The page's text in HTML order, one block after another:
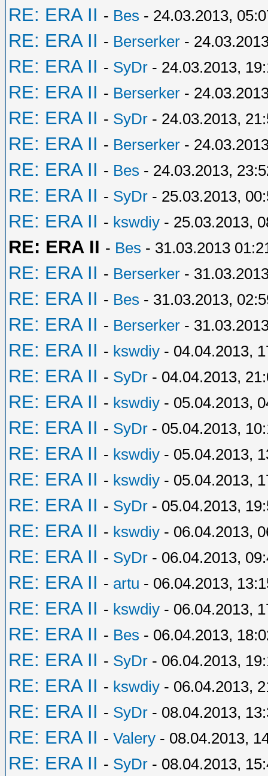
RE: ERA II - Bes - 24.03.2013,
RE: ERA II - Berserker -
RE: ERA II - SyDr - 24.03.2013,
RE: ERA II - Berserker -
RE: ERA II - SyDr - 24.03.2013,
RE: ERA II - Berserker -
RE: ERA II - Bes - 24.03.2013,
RE: ERA II - SyDr - 25.03.2013,
RE: ERA II - kswdiy - 25.03.2013,
RE: ERA II - Bes - 31.03.2013
RE: ERA II - Berserker -
RE: ERA II - Bes - 31.03.2013,
RE: ERA II - Berserker -
RE: ERA II - kswdiy - 04.04.2013,
RE: ERA II - SyDr - 04.04.2013,
RE: ERA II - kswdiy - 05.04.2013,
RE: ERA II - SyDr - 05.04.2013,
RE: ERA II - kswdiy - 05.04.2013,
RE: ERA II - kswdiy - 05.04.2013,
RE: ERA II - SyDr - 05.04.2013,
RE: ERA II - kswdiy - 06.04.2013,
RE: ERA II - SyDr - 06.04.2013,
RE: ERA II - artu - 06.04.2013,
RE: ERA II - kswdiy - 06.04.2013,
RE: ERA II - Bes - 06.04.2013,
RE: ERA II - SyDr - 06.04.2013,
RE: ERA II - kswdiy - 06.04.2013,
RE: ERA II - SyDr - 08.04.2013,
RE: ERA II - Valery - 08.04.2013,
RE: ERA II - SyDr - 08.04.2013,